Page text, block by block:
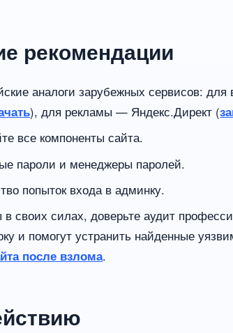
рекомендации
аналоги зарубежных сервисов:
), для рекламы — Яндекс.Директ (
все компоненты сайта.
пароли и менеджеры паролей.
попыток входа в админку.
своих силах, доверьте аудит
и помогут устранить найденные
после взлома.